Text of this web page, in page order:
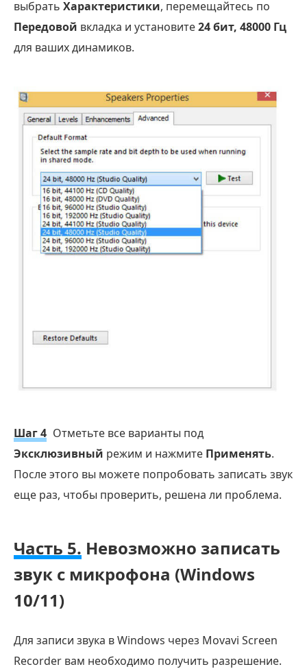
выбрать Характеристики, перемещайтесь по
Передовой вкладка и установите24 бит, 48000 Гц
для ваших динамиков.
Шаг 4 Отметьте все варианты под
Эксклюзивный режим и нажмите Применять.
После этого вы можете попробовать записать звук
еще раз, чтобы проверить, решена ли проблема.
Часть 5. Невозможно записать
звук с микрофона (Windows
10/11)
Для записи звука в Windows через Movavi Screen
Recorder вам необходимо получить разрешение.